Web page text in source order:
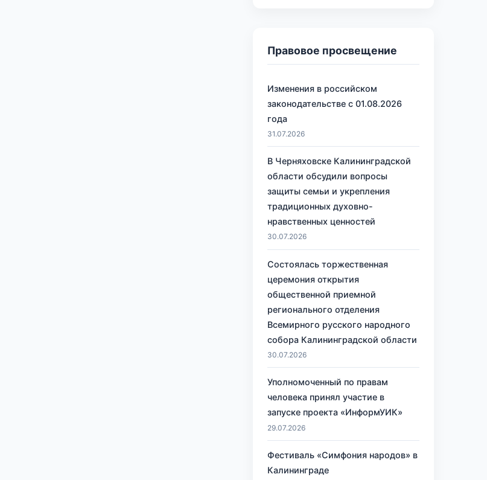
Правовое просвещение
Изменения в российском
законодательстве с 01.08.2026
года
31.07.2026
В Черняховске Калининградской
области обсудили вопросы
защиты семьи и укрепления
традиционных духовно-
нравственных ценностей
30.07.2026
Состоялась торжественная
церемония открытия
общественной приемной
регионального отделения
Всемирного русского народного
собора Калининградской области
30.07.2026
Уполномоченный по правам
человека принял участие в
запуске проекта «ИнформУИК»
29.07.2026
Фестиваль «Симфония народов» в
Калининграде